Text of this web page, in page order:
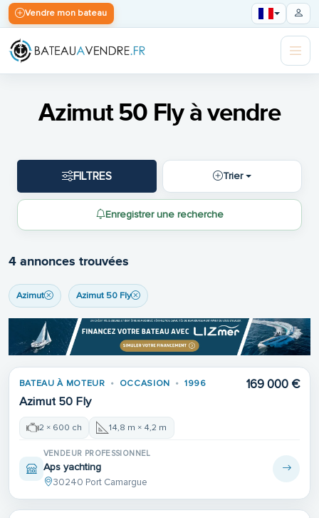
Vendre mon bateau
Azimut 50 Fly à vendre
FILTRES Trier
Enregistrer une recherche
4 annonces trouvées
Azimut Azimut 50 Fly
Place de port
BATEAU À MOTEUR OCCASION 1996
Azimut 50 Fly
169 000 €
2 × 600 ch 14,8 m × 4,2 m
VENDEUR PROFESSIONNEL
Aps yachting
30240 Port Camargue